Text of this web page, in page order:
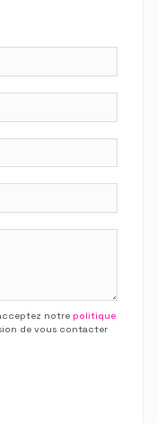
notre politique
de vous contacter